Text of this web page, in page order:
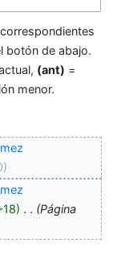
botón de abajo.
(ant) =
menor.
Página